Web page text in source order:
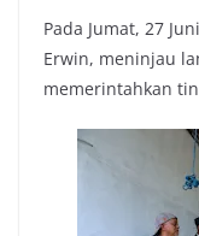
Pada Jumat, 27
Erwin, meninjau
memerintahkan